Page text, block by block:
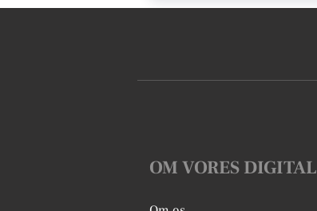
OM VORES DIGITAL